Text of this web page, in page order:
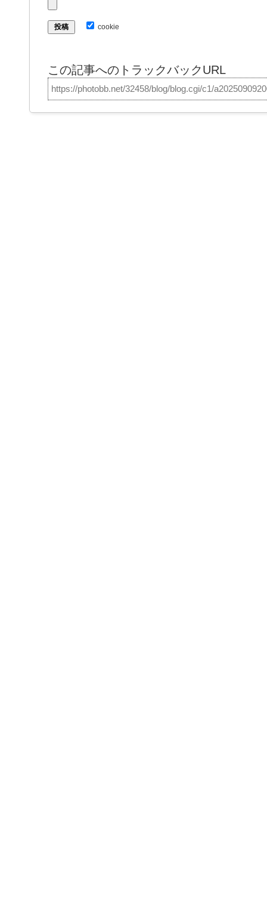
cookie
この記事へのトラックバックURL
https://photobb.net/32458/blog/blog.cgi/c1/